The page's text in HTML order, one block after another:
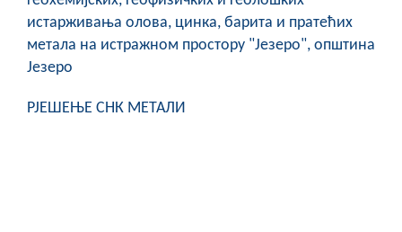
истарживања олова, цинка, барита и пратећих
метала на истражном простору "Језеро", општина
Језеро
РЈЕШЕЊЕ СНК МЕТАЛИ